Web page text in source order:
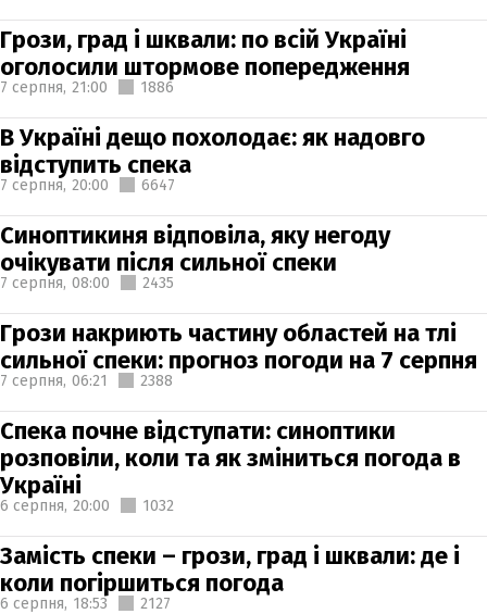
Грози, град і шквали: по всій Україні
оголосили штормове попередження
7 серпня, 21:00 1886
В Україні дещо похолодає: як надовго
відступить спека
7 серпня, 20:00 6647
Синоптикиня відповіла, яку негоду
очікувати після сильної спеки
7 серпня, 08:00 2435
Грози накриють частину областей на тлі
сильної спеки: прогноз погоди на 7 серпня
7 серпня, 06:21 2388
Спека почне відступати: синоптики
розповіли, коли та як зміниться погода в
Україні
6 серпня, 20:00 1032
Замість спеки – грози, град і шквали: де і
коли погіршиться погода
6 серпня, 18:53 2127